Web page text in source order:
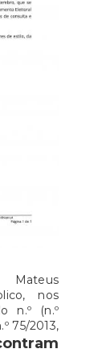
nos
n.º (n.º
75/2013,